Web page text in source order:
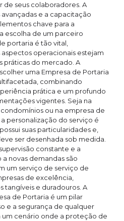
seus colaboradores. A
e a capacitação
chave para a
escolha de um parceiro
portaria é tão vital,
operacionais estejam
práticas do mercado. A
uma Empresa de Portaria
combinando
prática e um profundo
vigentes. Seja na
ou na empresa de
personalização do serviço é
suas particularidades e,
ser desenhada sob medida.
constante e a
novas demandas são
um serviço de serviço de
de excelência,
tangíveis e duradouros. A
de Portaria é um pilar
e a segurança de qualquer
um cenário onde a proteção de